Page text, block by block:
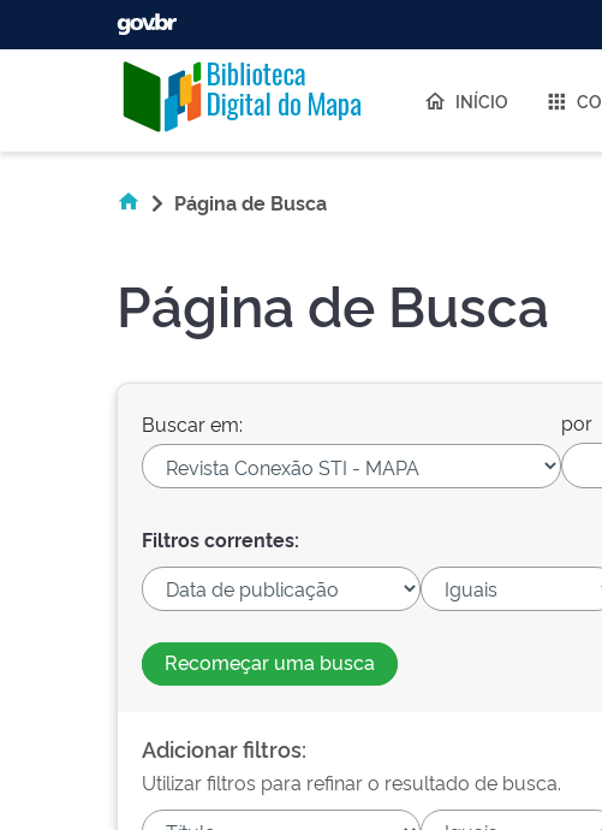
Skip navigation
INÍCIO
Página de Busca
Página de Busca
Buscar em: por
Filtros correntes:
Recomeçar uma busca
Adicionar filtros:
Utilizar filtros para refinar o resultado de busca.